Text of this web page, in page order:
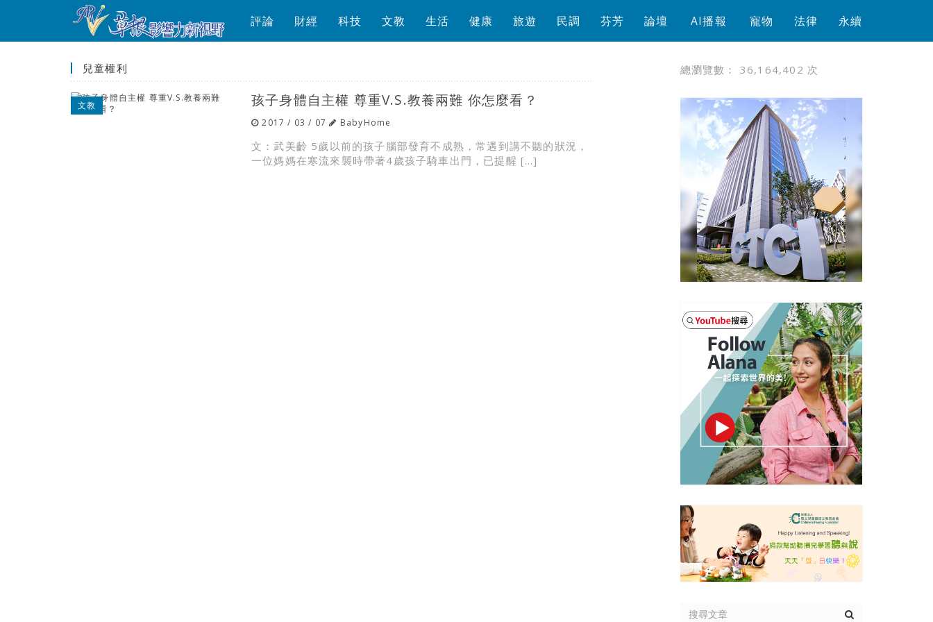
評論 財經 科技 文教 生活 健康 旅遊 民調 芬芳 論壇 AI播報 寵物 法律 永續
兒童權利
文教 孩子身體自主權 尊重V.S.教養兩難 你怎麼看？
2017 / 03 / 07 BabyHome
文：武美齡 5歲以前的孩子腦部發育不成熟，常遇到講不聽的狀況，
一位媽媽在寒流來襲時帶著4歲孩子騎車出門，已提醒 […]
總瀏覽數： 36,164,402 次